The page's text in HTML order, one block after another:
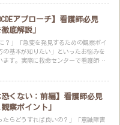
アプローチ】看護師必見
底解説」
に？」「急変を発見するための観察ポイ
の基本が知りたい」といったお悩みを
ます。実際に救命センターで看護師と
恐くない：前編】看護師必見
察ポイント」
たらどうすれば良いの？」「意識障害